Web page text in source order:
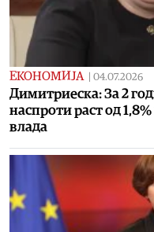
ЕКОНОМИЈА | 04.07.2026
Димитриеска: За 2
наспроти раст од
влада